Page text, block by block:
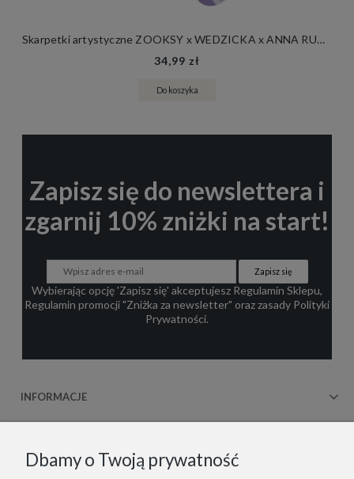
Skarpetki artystyczne ZOOKSY x WEDZICKA x ANNA RUDAK TOUCH
34,99 zł
Do koszyka
Zapisz się do newslettera i
zgarnij 10% zniżki na start!
Zapisz się
Wybierając opcję 'Zapisz się' akceptujesz Regulamin Sklepu,
Regulamin promocji "Zniżka za newsletter" oraz zasady Polityki
Prywatności.
INFORMACJE
Dbamy o Twoją prywatność